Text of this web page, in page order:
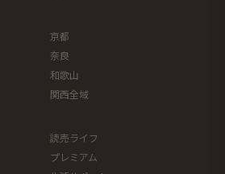
京都
奈良
和歌山
関西全域
読売ライフ
プレミアム